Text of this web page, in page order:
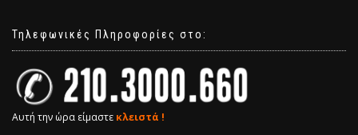
Τηλεφωνικές Πληροφορίες στο:
Αυτή την ώρα είμαστε κλειστά !